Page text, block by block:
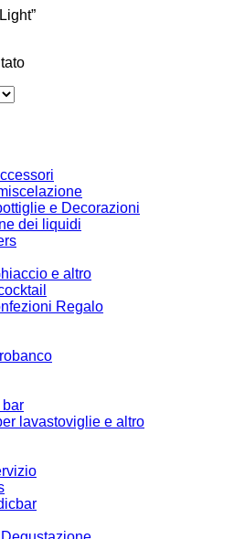
e Decorazioni
dei liquidi
e altro
Regalo
bar
lavastoviglie e altro